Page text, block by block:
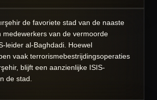
de favoriete stad van de naaste
medewerkers van de vermoorde
leider al-Baghdadi. Hoewel
vaak terrorismebestrijdingsoperaties
blijft een aanzienlijke ISIS-
de stad.